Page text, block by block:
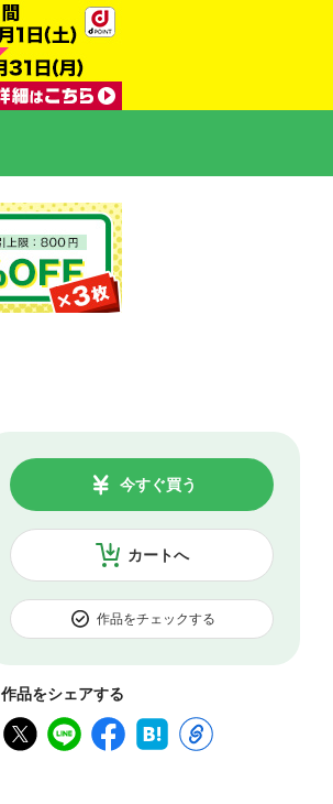
カートへ
今すぐ買う
作品をチェックする
作品をシェアする